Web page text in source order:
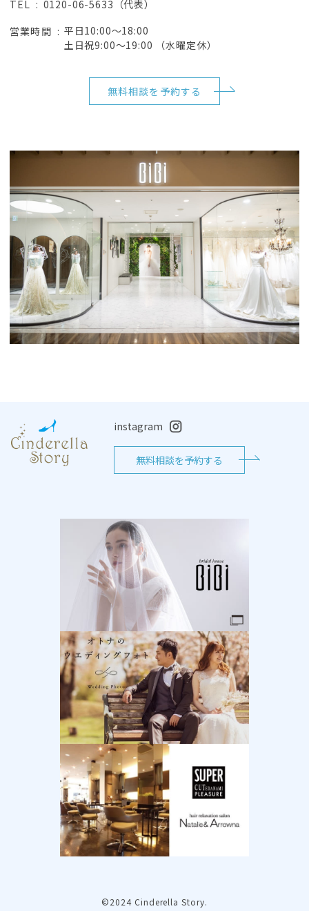
TEL
0120-06-5633（代表）
営業時間
平日10:00～18:00
土日祝9:00～19:00 （水曜定休）
無料相談を予約する
instagram
無料相談を予約する
©2024 Cinderella Story.